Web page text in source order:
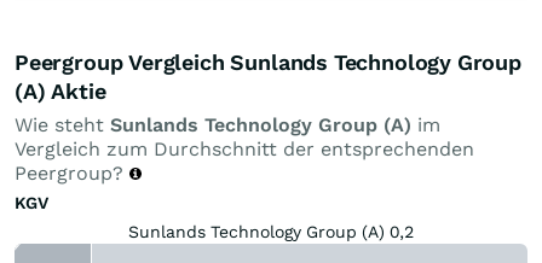
Peergroup Vergleich Sunlands Technology Group
(A) Aktie
Wie steht Sunlands Technology Group (A) im
Vergleich zum Durchschnitt der entsprechenden
Peergroup?
KGV
Sunlands Technology Group (A) 0,2